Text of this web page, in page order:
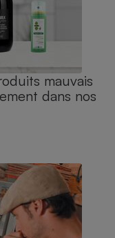
mauvais
dans nos